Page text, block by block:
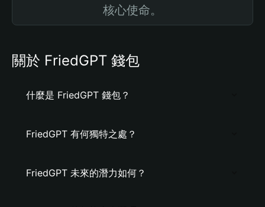
核心使命。
關於 FriedGPT 錢包
什麼是 FriedGPT 錢包？
FriedGPT 有何獨特之處？
FriedGPT 未來的潛力如何？